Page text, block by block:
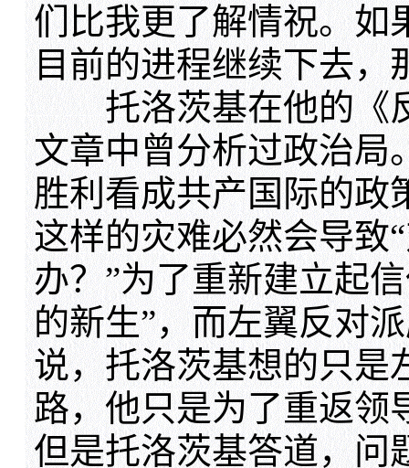
们比我更了解情祝。如
目前的进程继续下去，
托洛茨基在他的《
文章中曾分析过政治局
胜利看成共产国际的政
这样的灾难必然会导致
办？”为了重新建立起
的新生”，而左翼反对
说，托洛茨基想的只是
路，他只是为了重返领
但是托洛茨基答道，问